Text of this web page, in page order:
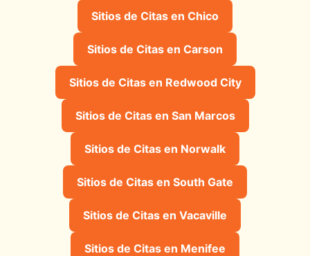
Sitios de Citas en Chico
Sitios de Citas en Carson
Sitios de Citas en Redwood City
Sitios de Citas en San Marcos
Sitios de Citas en Norwalk
Sitios de Citas en South Gate
Sitios de Citas en Vacaville
Sitios de Citas en Menifee